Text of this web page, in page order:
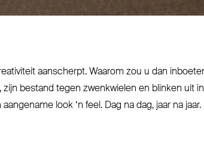
aan­scherpt. Waarom zou u dan
bestand tegen zwenkwielen en blinken uit
aangename look ‘n feel. Dag na dag, jaar na jaar.